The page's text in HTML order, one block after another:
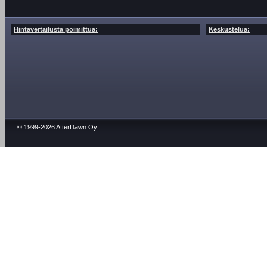
Hintavertailusta poimittua: Keskustelua:
© 1999-2026 AfterDawn Oy